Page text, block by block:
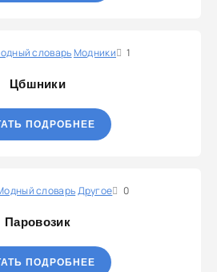
словарьМодники 1
Цбшники
ПОДРОБНЕЕ
словарьДругое 0
Паровозик
ПОДРОБНЕЕ